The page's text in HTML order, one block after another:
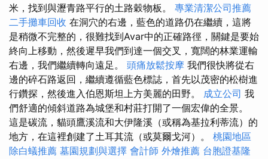
米，找到與瀝青路平行的土路穀物板。 專業清潔公司推薦
二手攤車回收 在洞穴的右邊，藍色的道路仍在繼續，這將
是稍微不完整的，很難找到Avar中的正確路徑，關鍵是要始
終向上移動，然後遲早我們到達一個交叉，寬闊的林業運輸
右邊，我們繼續轉向遠足。 頭痛放鬆按摩 我們很快將從右
邊的碎石路返回，繼續遵循藍色標誌，首先以茂密的松樹進
行鑽探，然後進入伯恩斯坦上方美麗的田野。 成立公司 我
們舒適的傾斜道路為城堡和村莊打開了一個宏偉的全景。
這是碳流，貓頭鷹溪流和大伊隆溪（或稱為基拉利蒂流）的
地方，在這裡創建了土耳其流（或莫爾戈河）。 桃園地區
除白蟻推薦 墓園規劃與選擇 會計師 外燴推薦 台胞證基隆